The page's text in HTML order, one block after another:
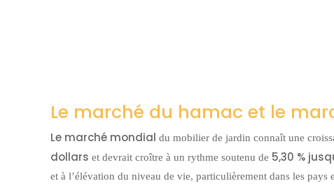
Le marché du hamac et le
Le marché mondial du mobilier de jardin connaît une
dollars et devrait croître à un rythme soutenu de 5,30 %
et à l’élévation du niveau de vie, particulièrement dans les